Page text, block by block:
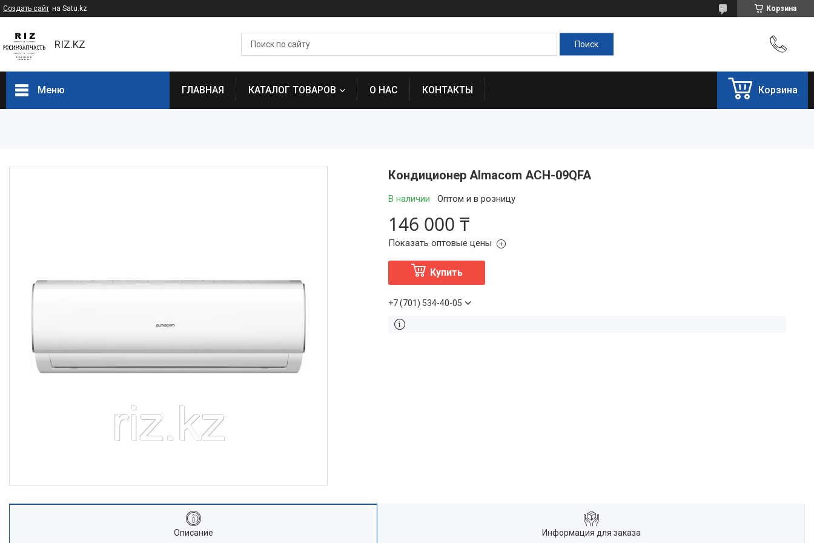
Создать сайт на Satu.kz Корзина
RIZ.KZ
Меню ГЛАВНАЯ КАТАЛОГ ТОВАРОВ О НАС КОНТАКТЫ Корзина
Кондиционер Almacom ACH-09QFA
В наличии Оптом и в розницу
146 000 ₸
Показать оптовые цены
Купить
+7 (701) 534-40-05
Описание Информация для заказа